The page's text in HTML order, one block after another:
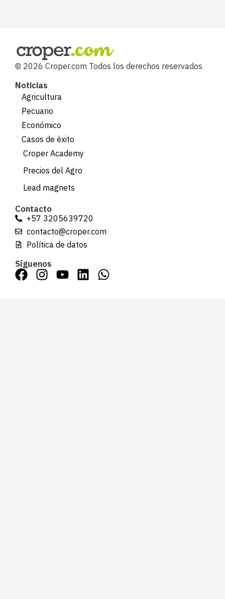
© 2026 Croper.com Todos los derechos reservados
Noticias
Agricultura
Pecuario
Económico
Casos de éxito
Croper Academy
Precios del Agro
Lead magnets
Contacto
+57 3205639720
contacto@croper.com
Política de datos
Síguenos